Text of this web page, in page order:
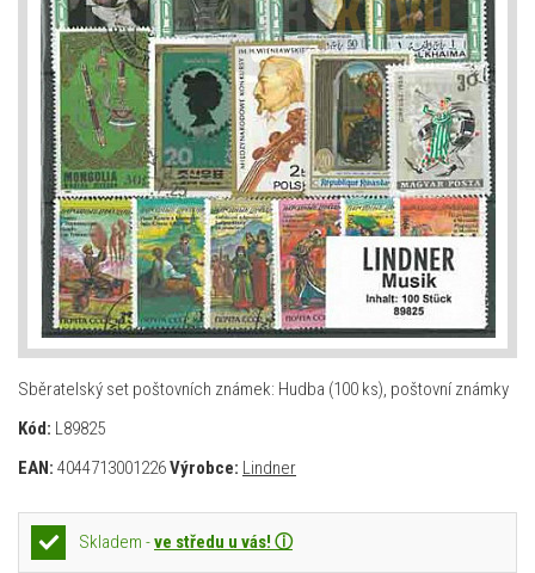
Sběratelský set poštovních známek: Hudba (100 ks), poštovní známky
Kód: L89825
EAN: 4044713001226Výrobce: Lindner
Skladem -ve středu u vás! ⓘ